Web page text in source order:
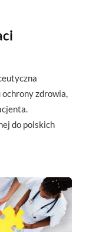
zdrowia,
do polskich